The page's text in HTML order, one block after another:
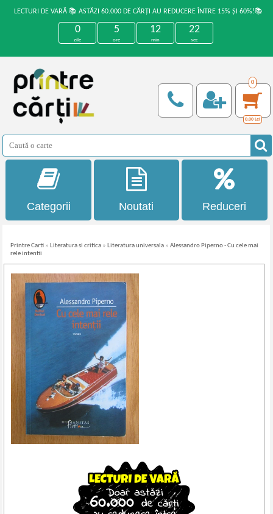
LECTURI DE VARĂ 📚 ASTĂZI 60.000 DE CĂRȚI AU REDUCERE ÎNTRE 15% ȘI 60%!📚
0
zile
5
ore
12
min
21
sec
0
0,00 Lei
Categorii Noutati Reduceri
Printre Carti » Literatura si critica » Literatura universala »Alessandro Piperno - Cu cele mai
rele intentii